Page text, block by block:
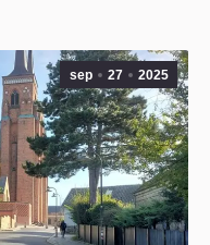
sep 27 2025